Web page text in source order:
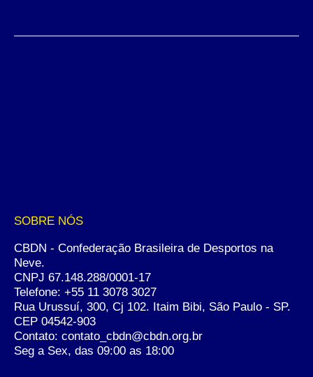
SOBRE NÓS
CBDN - Confederação Brasileira de Desportos na
Neve.
CNPJ 67.148.288/0001-17
Telefone: +55 11 3078 3027
Rua Urussuí, 300, Cj 102. Itaim Bibi, São Paulo - SP.
CEP 04542-903
Contato: contato_cbdn@cbdn.org.br
Seg a Sex, das 09:00 as 18:00